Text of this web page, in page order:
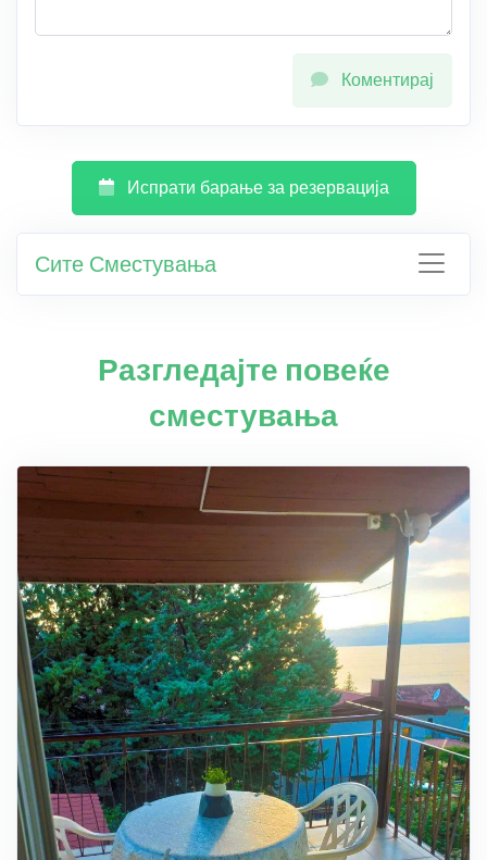
Коментирај
Испрати барање за резервација
Сите Сместувања
Разгледајте повеќе
сместувања